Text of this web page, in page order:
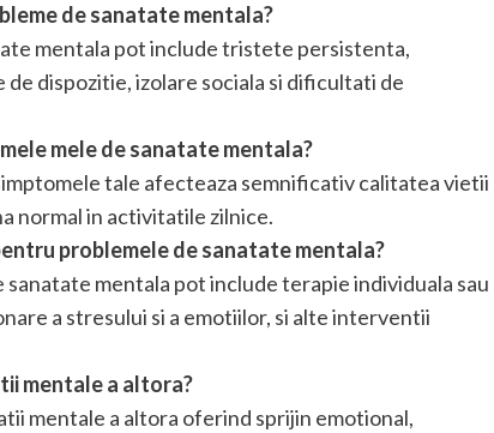
de sanatate mentala?
mentala pot include tristete persistenta,
dispozitie, izolare sociala si dificultati de
mele de sanatate mentala?
tale afecteaza semnificativ calitatea vietii
normal in activitatile zilnice.
problemele de sanatate mentala?
mentala pot include terapie individuala sau
a stresului si a emotiilor, si alte interventii
mentale a altora?
mentale a altora oferind sprijin emotional,